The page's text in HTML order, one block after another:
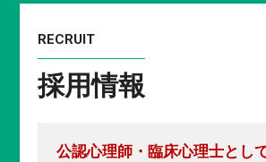
RECRUIT
採用情報
公認心理師・臨床心理士とし